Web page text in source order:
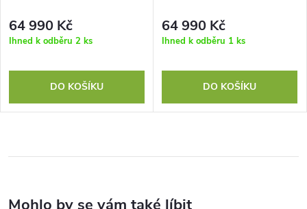
64 990 Kč
Ihned k odběru 2 ks
DO KOŠÍKU
64 990 Kč
Ihned k odběru 1 ks
DO KOŠÍKU